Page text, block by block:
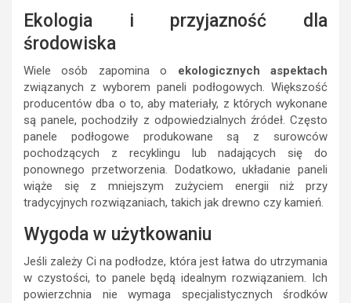
Ekologia i przyjazność dla
środowiska
Wiele osób zapomina o ekologicznych aspektach
związanych z wyborem paneli podłogowych. Większość
producentów dba o to, aby materiały, z których wykonane
są panele, pochodziły z odpowiedzialnych źródeł. Często
panele podłogowe produkowane są z surowców
pochodzących z recyklingu lub nadających się do
ponownego przetworzenia. Dodatkowo, układanie paneli
wiąże się z mniejszym zużyciem energii niż przy
tradycyjnych rozwiązaniach, takich jak drewno czy kamień.
Wygoda w użytkowaniu
Jeśli zależy Ci na podłodze, która jest łatwa do utrzymania
w czystości, to panele będą idealnym rozwiązaniem. Ich
powierzchnia nie wymaga specjalistycznych środków